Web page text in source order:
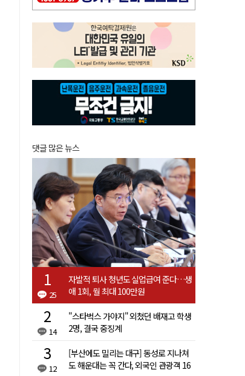
댓글 많은 뉴스
25
자발적 퇴사 청년도 실업급여 준다…생
애 1회, 월 최대 100만원
14
"스타벅스 가야지" 외쳤던 배재고 학생
2명, 결국 중징계
12
[부산에도 밀리는 대구] 동성로 지나쳐
도 해운대는 꼭 간다, 외국인 관광객 16